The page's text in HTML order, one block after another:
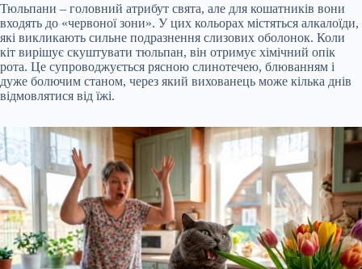
Тюльпани – головний атрибут свята, але для кошатників вони
входять до «червоної зони». У цих кольорах містяться алкалоїди,
які викликають сильне подразнення слизових оболонок. Коли
кіт вирішує скуштувати тюльпан, він отримує хімічний опік
рота. Це супроводжується рясною слинотечею, блюванням і
дуже болючим станом, через який вихованець може кілька днів
відмовлятися від їжі.